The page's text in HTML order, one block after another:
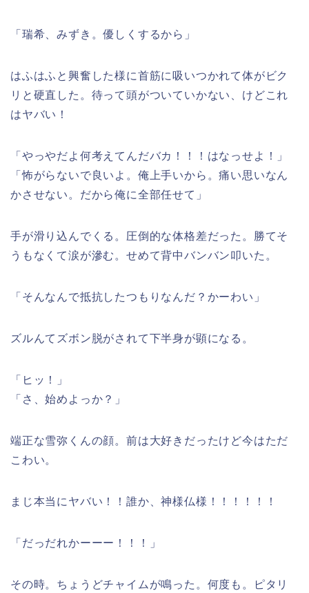
「瑞希、みずき。優しくするから」
はふはふと興奮した様に首筋に吸いつかれて体がビク
リと硬直した。待って頭がついていかない、けどこれ
はヤバい！
「やっやだよ何考えてんだバカ！！！はなっせよ！」
「怖がらないで良いよ。俺上手いから。痛い思いなん
かさせない。だから俺に全部任せて」
手が滑り込んでくる。圧倒的な体格差だった。勝てそ
うもなくて涙が滲む。せめて背中バンバン叩いた。
「そんなんで抵抗したつもりなんだ？かーわい」
ズルんてズボン脱がされて下半身が顕になる。
「ヒッ！」
「さ、始めよっか？」
端正な雪弥くんの顔。前は大好きだったけど今はただ
こわい。
まじ本当にヤバい！！誰か、神様仏様！！！！！！
「だっだれかーーー！！！」
その時。ちょうどチャイムが鳴った。何度も。ピタリ